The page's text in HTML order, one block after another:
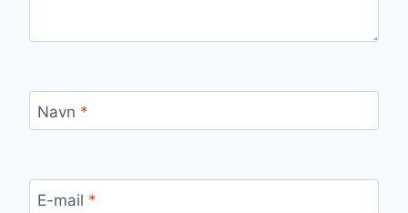
Navn *
E-mail *